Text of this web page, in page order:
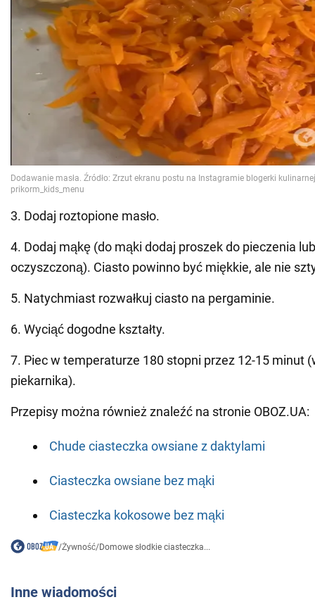
3. Dodaj roztopione masło.
4. Dodaj mąkę (do mąki dodaj proszek do pieczenia
oczyszczoną). Ciasto powinno być miękkie, ale nie
5. Natychmiast rozwałkuj ciasto na pergaminie.
6. Wyciąć dogodne kształty.
7. Piec w temperaturze 180 stopni przez 12-15 minut
piekarnika).
Przepisy można również znaleźć na stronie OBOZ.UA:
Chude ciasteczka owsiane z daktylami
Ciasteczka owsiane bez mąki
Ciasteczka kokosowe bez mąki
/Żywność/Domowe słodkie ciasteczka...
Inne wiadomości